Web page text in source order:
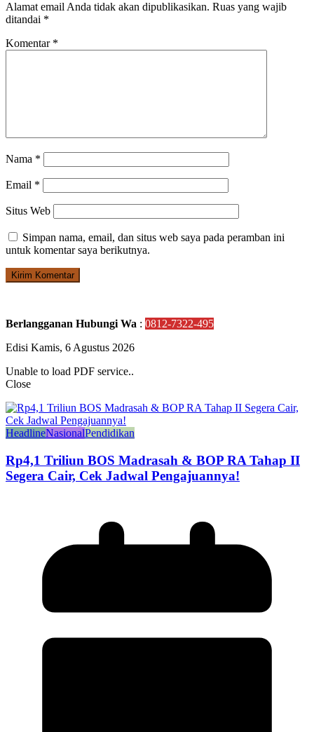
Alamat email Anda tidak akan dipublikasikan. Ruas yang wajib
ditandai *
Komentar *
Nama *
Email *
Situs Web
Simpan nama, email, dan situs web saya pada peramban ini
untuk komentar saya berikutnya.
Berlangganan Hubungi Wa : 0812-7322-495
Edisi Kamis, 6 Agustus 2026
Unable to load PDF service..
Close
HeadlineNasionalPendidikan
Rp4,1 Triliun BOS Madrasah & BOP RA Tahap II
Segera Cair, Cek Jadwal Pengajuannya!